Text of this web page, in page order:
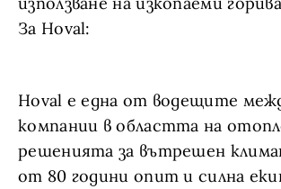
За Hoval:
Hoval е една от водещите
компании в областта на
решенията за вътрешен
от 80 години опит и силна